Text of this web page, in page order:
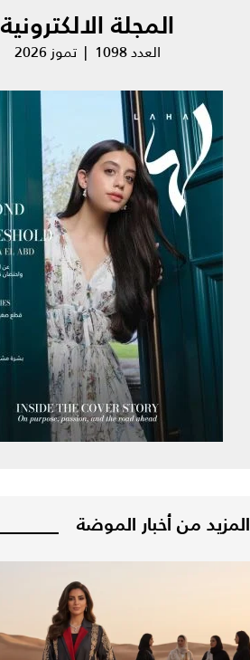
المجلة الالكترونية
العدد 1098 | تموز 2026
المزيد من أخبار الموضة